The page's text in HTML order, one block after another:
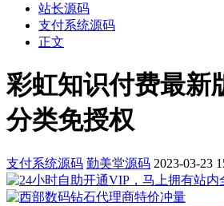
站长源码
支付系统源码
正文
彩虹知识付费最新
分类免授权
支付系统源码 勤美堂源码 2023-03-23